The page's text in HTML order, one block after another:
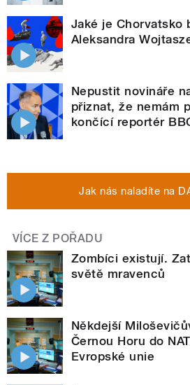
Jaké je Chorvatsko
Aleksandra
Nepustit novináře
přiznat, že nemám
končící reportér
Jak nás naladíte na
VÍCE Z POŘADU
Zombíci existují.
světě mravenců
Někdejší
Černou Horu do
Evropské unie